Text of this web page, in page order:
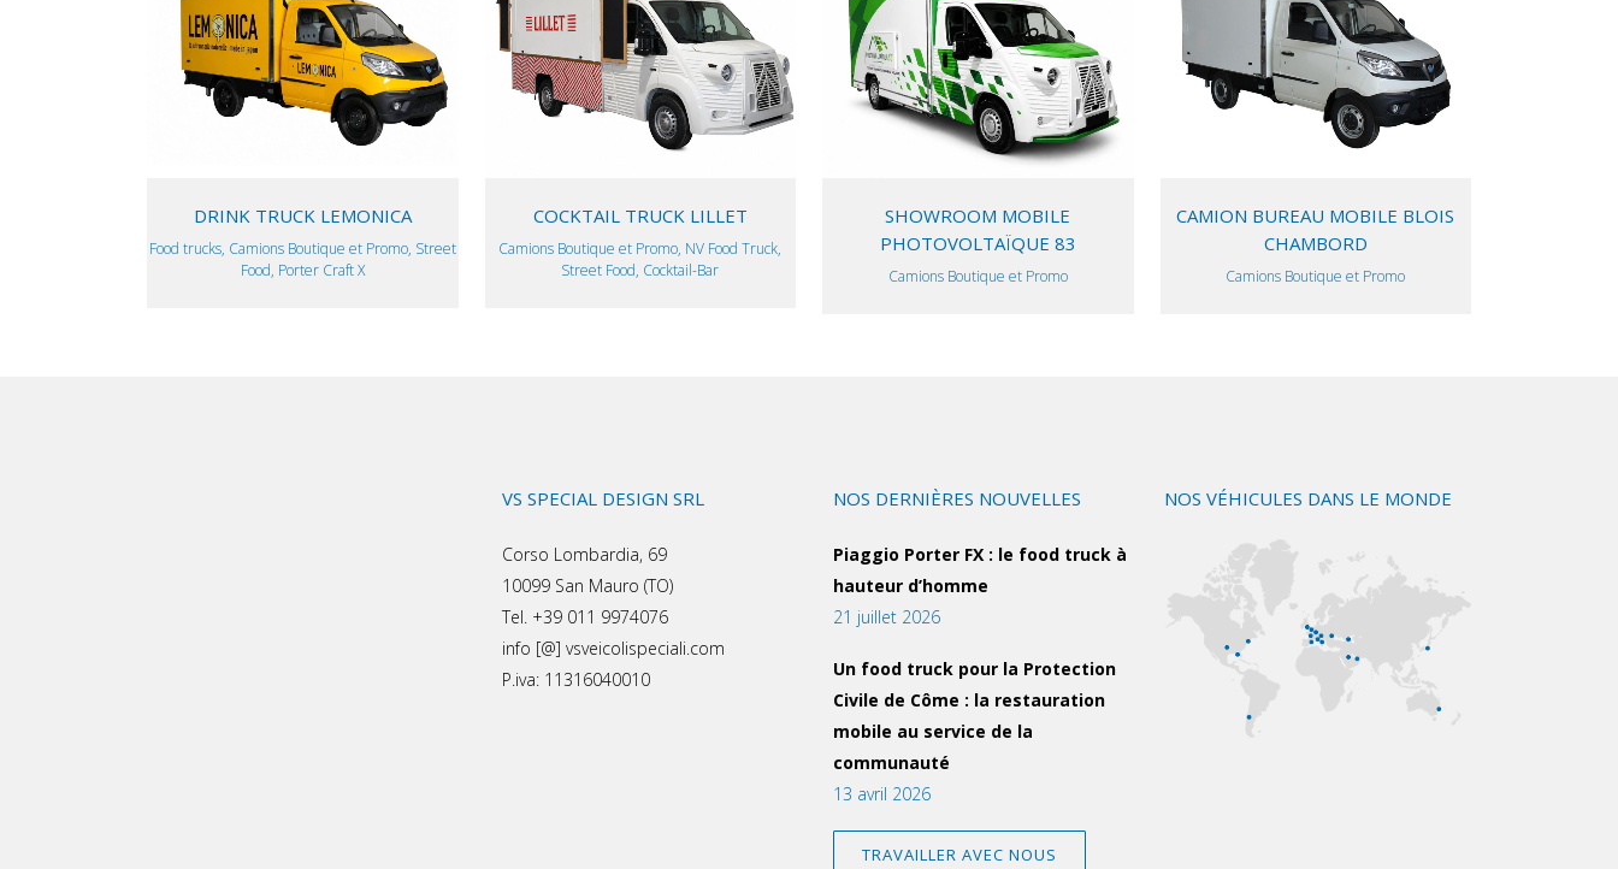
VIEW
DRINK TRUCK LEMONICA
Food trucks, Camions Boutique et Promo, Street
Food, Porter Craft X
VIEW
COCKTAIL TRUCK LILLET
Camions Boutique et Promo, NV Food Truck,
Street Food, Cocktail-Bar
VIEW
SHOWROOM MOBILE
PHOTOVOLTAÏQUE 83
Camions Boutique et Promo
VIEW
CAMION BUREAU MOBILE BLOIS
CHAMBORD
Camions Boutique et Promo
VS SPECIAL DESIGN SRL
Corso Lombardia, 69
10099 San Mauro (TO)
Tel. +39 011 9974076
info [@] vsveicolispeciali.com
P.iva: 11316040010
NOS DERNIÈRES NOUVELLES
Piaggio Porter FX : le food truck à
hauteur d’homme
21 juillet 2026
Un food truck pour la Protection
Civile de Côme : la restauration
mobile au service de la
communauté
13 avril 2026
TRAVAILLER AVEC NOUS
NOS VÉHICULES DANS LE MONDE